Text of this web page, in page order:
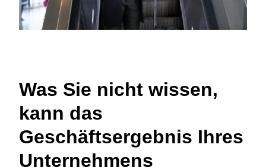
Was Sie nicht wissen,
kann das
Geschäftsergebnis Ihres
Unternehmens